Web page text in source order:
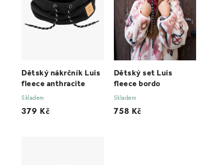
Dětský nákrčník Luis
fleece anthracite
Skladem
379 Kč
Dětský set Luis
fleece bordo
Skladem
758 Kč